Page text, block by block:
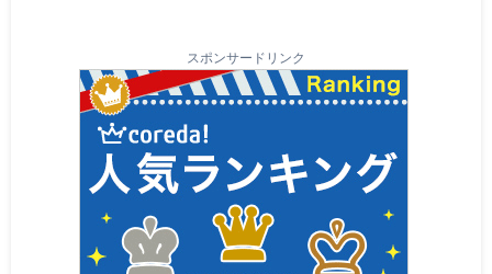
スポンサードリンク